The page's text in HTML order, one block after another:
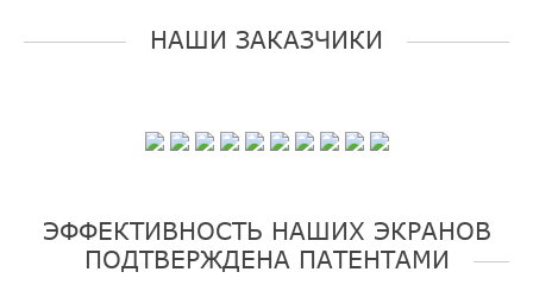
НАШИ ЗАКАЗЧИКИ
ЭФФЕКТИВНОСТЬ НАШИХ ЭКРАНОВ
ПОДТВЕРЖДЕНА ПАТЕНТАМИ